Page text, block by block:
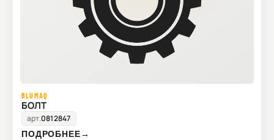
BLUMAQ
БОЛТ
арт.0812847
ПОДРОБНЕЕ→